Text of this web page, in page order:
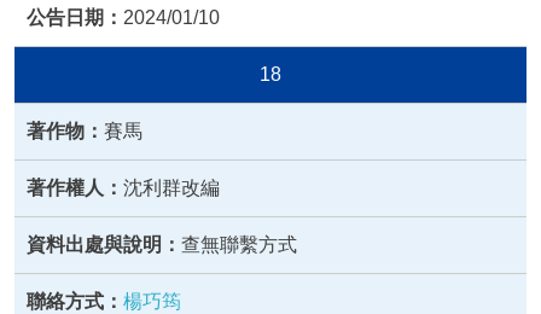
2024/01/10
18
賽馬
沈利群改編
查無聯繫方式
楊巧筠